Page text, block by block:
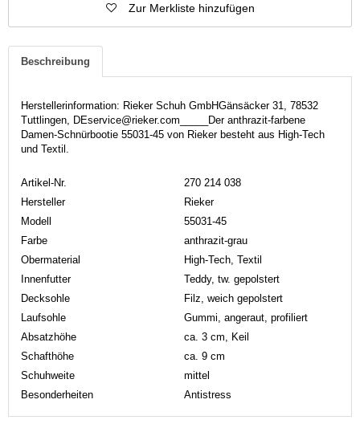
Zur Merkliste hinzufügen
Beschreibung
Herstellerinformation: Rieker Schuh GmbHGänsäcker 31, 78532
Tuttlingen, DEservice@rieker.com_____Der anthrazit-farbene
Damen-Schnürbootie 55031-45 von Rieker besteht aus High-Tech
und Textil.
Artikel-Nr.
270 214 038
Hersteller
Rieker
Modell
55031-45
Farbe
anthrazit-grau
Obermaterial
High-Tech, Textil
Innenfutter
Teddy, tw. gepolstert
Decksohle
Filz, weich gepolstert
Laufsohle
Gummi, angeraut, profiliert
Absatzhöhe
ca. 3 cm, Keil
Schafthöhe
ca. 9 cm
Schuhweite
mittel
Besonderheiten
Antistress